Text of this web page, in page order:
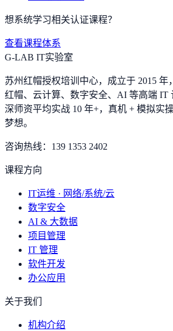
想系统学习相关认证课程？
查看课程体系
G-LAB IT实验室
苏州红帽授权培训中心，成立于 2015 年
红帽、云计算、数字安全、AI 等高端 IT
深师资平均实战 10 年+，真机 + 模拟实操
梦想。
咨询热线： 139 1353 2402
课程方向
IT运维 · 网络/系统/云
数字安全
AI & 大数据
项目管理
IT 管理
软件开发
办公应用
关于我们
机构介绍